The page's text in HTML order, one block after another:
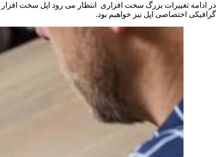
در ادامه تغییرات بزرگ سخت افزاری انتظار می رود اپل سخت افزار
گرافیکی اختصاصی اپل نیز خواهیم بود.